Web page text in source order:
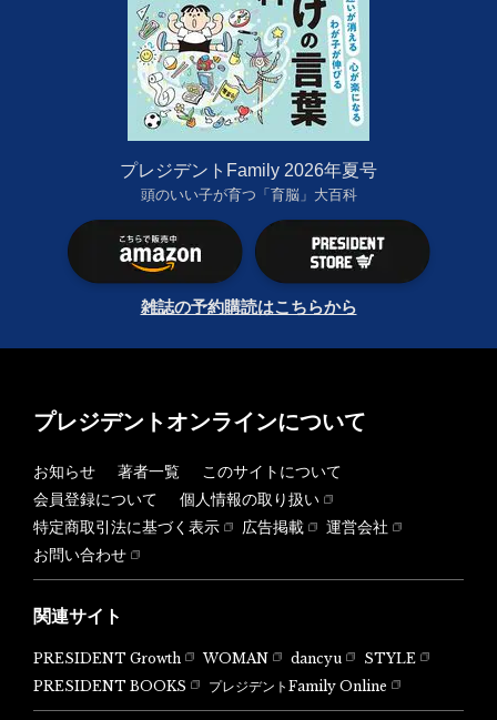
プレジデントFamily 2026年夏号
頭のいい子が育つ「育脳」大百科
雑誌の予約購読はこちらから
プレジデントオンラインについて
お知らせ 著者一覧
このサイトについて
会員登録について
個人情報の取り扱い
特定商取引法に基づく表示
広告掲載
運営会社
お問い合わせ
関連サイト
PRESIDENT Growth WOMAN dancyu
STYLE
PRESIDENT BOOKS
プレジデントFamily Online